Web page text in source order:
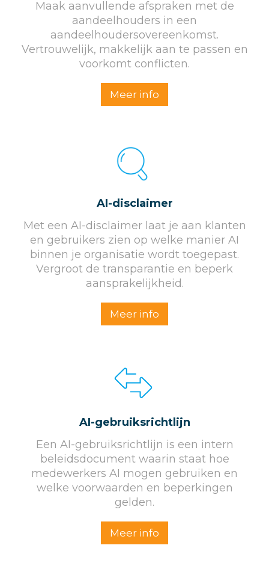
Maak aanvullende afspraken met de
aandeelhouders in een
aandeelhoudersovereenkomst.
Vertrouwelijk, makkelijk aan te passen en
voorkomt conflicten.
Meer info
AI-disclaimer
Met een AI-disclaimer laat je aan klanten
en gebruikers zien op welke manier AI
binnen je organisatie wordt toegepast.
Vergroot de transparantie en beperk
aansprakelijkheid.
Meer info
AI-gebruiksrichtlijn
Een AI-gebruiksrichtlijn is een intern
beleidsdocument waarin staat hoe
medewerkers AI mogen gebruiken en
welke voorwaarden en beperkingen
gelden.
Meer info